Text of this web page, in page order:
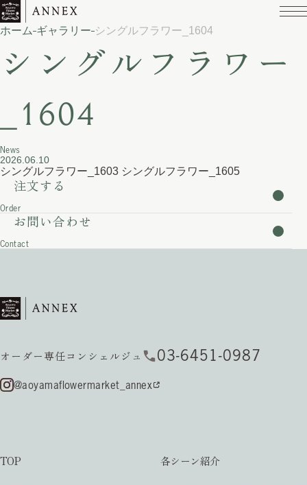
ホーム ギャラリー シングルフラワー_1604
シングルフラワー
_1604
News
2026.06.10
シングルフラワー_1603 シングルフラワー_1605
注文する
Order
お問い合わせ
Contact
オーダー専任コンシェルジュ 03-6451-0987
@aoyamaflowermarket_annex
TOP 各シーン紹介